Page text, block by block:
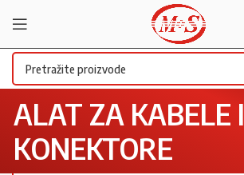
ALAT ZA KABELE I
KONEKTORE